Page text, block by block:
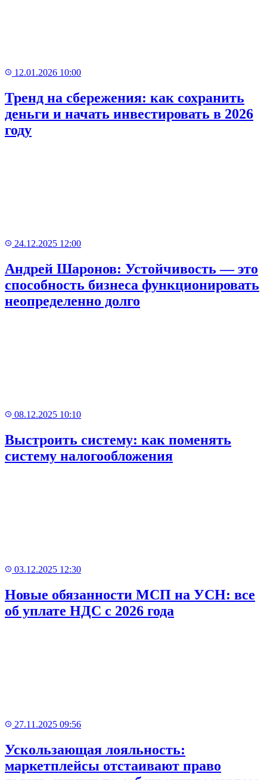
12.01.2026 10:00
Тренд на сбережения: как сохранить
деньги и начать инвестировать в 2026
году
24.12.2025 12:00
Андрей Шаронов: Устойчивость — это
способность бизнеса функционировать
неопределенно долго
08.12.2025 10:10
Выстроить систему: как поменять
систему налогообложения
03.12.2025 12:30
Новые обязанности МСП на УСН: все
об уплате НДС с 2026 года
27.11.2025 09:56
Ускользающая лояльность:
маркетплейсы отстаивают право